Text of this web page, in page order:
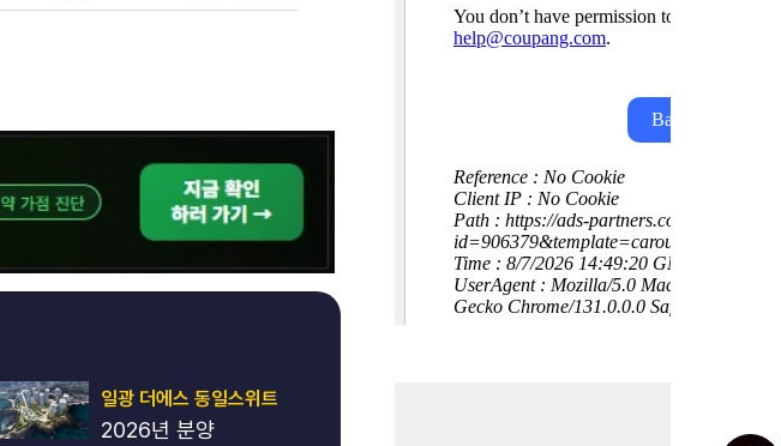
일광 더에스 동일스위트
2026년 분양